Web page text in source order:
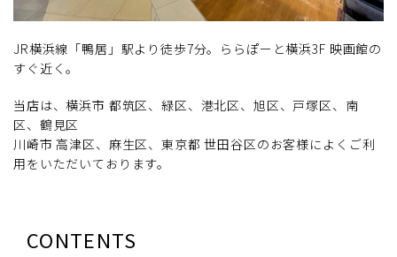
JR横浜線「鴨居」駅より徒歩7分。ららぽーと横浜3F 映画館の
すぐ近く。
当店は、横浜市 都筑区、緑区、港北区、旭区、戸塚区、南
区、鶴見区
川崎市 高津区、麻生区、東京都 世田谷区のお客様によくご利
用をいただいております。
CONTENTS